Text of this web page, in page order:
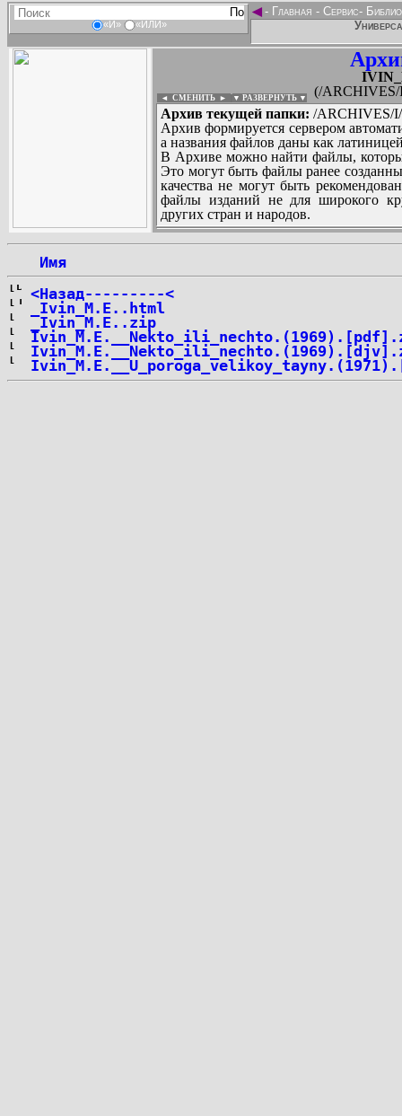
«И» «ИЛИ»
◄- Главная - Сервис-
(/
◄ СМЕНИТЬ ► ▼ РАЗВЕРНУТЬ ▼
Архив текущей папки: /ARCHIVES/
Архив формируется сервером
а названия файлов даны как
В Архиве можно найти файлы,
Это могут быть файлы ранее
качества не могут быть
файлы изданий не для широкого
других стран и народов.
Имя
<Назад---------<
_Ivin_M.E..html
_Ivin_M.E..zip